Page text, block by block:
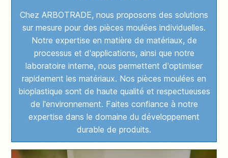
Chez ARBOTRADE, nous proposons des solutions
sur mesure pour des pièces moulées individuelles.
Notre expertise en matière de matériaux, de
processus et d'applications, ainsi que notre
laboratoire interne, nous permettent d'optimiser
rapidement les matériaux. Nos pièces moulées en
bioplastique sont de haute qualité et respectueuses
de l'environnement. Faites confiance à notre
expertise dans le domaine du développement
durable de produits.